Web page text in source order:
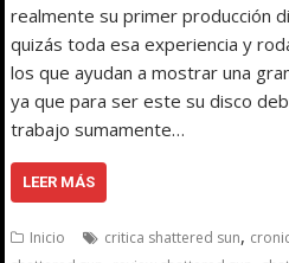
realmente su primer producción
quizás toda esa experiencia y
los que ayudan a mostrar una
ya que para ser este su disco
trabajo sumamente…
LEER MÁS
Inicio critica shattered sun,